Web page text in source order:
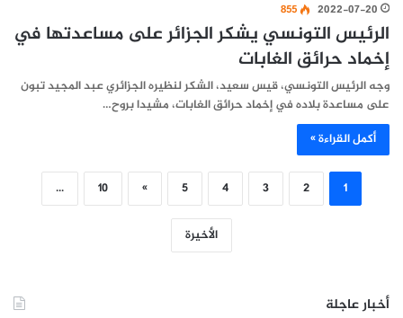
2022-07-20
855
الرئيس التونسي يشكر الجزائر على مساعدتها في
إخماد حرائق الغابات
وجه الرئيس التونسي، قيس سعيد، الشكر لنظيره الجزائري عبد المجيد تبون
على مساعدة بلاده في إخماد حرائق الغابات، مشيدا بروح…
أكمل القراءة »
1
2
3
4
5
»
10
...
الأخيرة
أخبار عاجلة